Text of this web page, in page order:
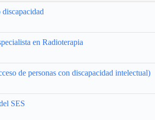
en Radioterapia
de personas con discapacidad intelectual)
SES